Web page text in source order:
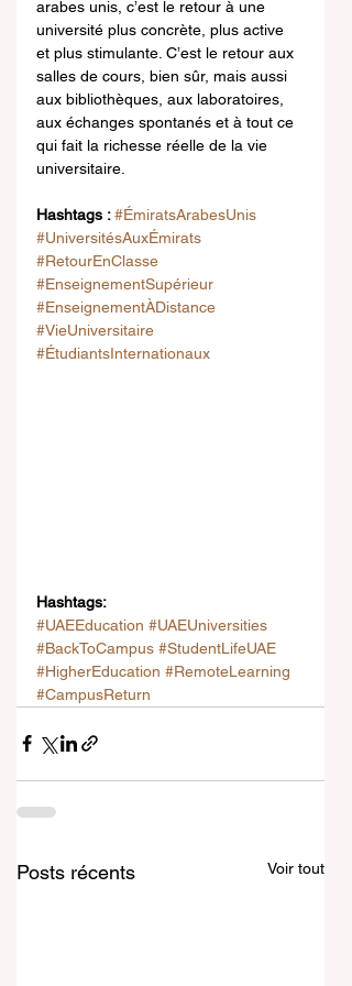
arabes unis, c’est le retour à une
université plus concrète, plus active
et plus stimulante. C’est le retour aux
salles de cours, bien sûr, mais aussi
aux bibliothèques, aux laboratoires,
aux échanges spontanés et à tout ce
qui fait la richesse réelle de la vie
universitaire.
Hashtags : #ÉmiratsArabesUnis
#UniversitésAuxÉmirats
#RetourEnClasse
#EnseignementSupérieur
#EnseignementÀDistance
#VieUniversitaire
#ÉtudiantsInternationaux
Hashtags:
#UAEEducation #UAEUniversities
#BackToCampus #StudentLifeUAE
#HigherEducation #RemoteLearning
#CampusReturn
Posts récents Voir tout